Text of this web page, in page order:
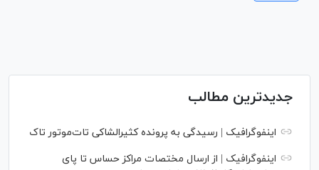
جدیدترین مطالب
اینفوگرافیک | رسیدگی به پرونده کثیرالشاکی تات‌موتور تاک
اینفوگرافیک | از ارسال مختصات مراکز حساس تا پای